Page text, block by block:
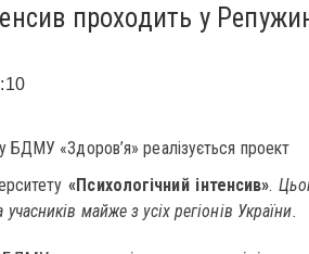
проходить у
БДМУ «Здоров’я» реалізується проект
«Психологічний інтенсив».
майже з усіх регіонів України.